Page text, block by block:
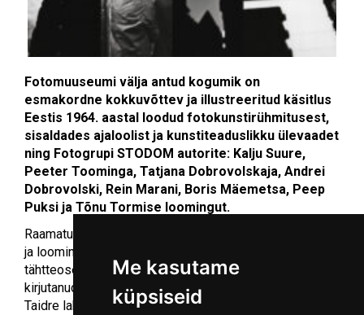
Me kasutame
küpsiseid
Fotomuuseumi välja antud kogumik on
esmakordne kokkuvõttev ja illustreeritud käsitlus
Eestis 1964. aastal loodud fotokunstirühmitusest,
sisaldades ajaloolist ja kunstiteaduslikku ülevaadet
ning Fotogrupi STODOM autorite: Kalju Suure,
Peeter Toominga, Tatjana Dobrovolskaja, Andrei
Dobrovolski, Rein Marani, Boris Mäemetsa, Peep
Puksi ja Tõnu Tormise loomingut.
Raamatus saab lähema ülevaate rühmituse tegevusest
ja loomingust: siin näeb seniavaldamata töid ja tõelisi
tähtteoseid. Fotokogu vanemkoguhoidja Tanel Verk on
kirjutanud STODOMi faktoloogia, kunstiteadlane Elnara
Taidre lahkab Nõukogude perioodi kunstimaailma